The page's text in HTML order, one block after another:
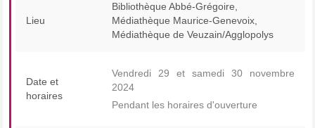
Lieu
Bibliothèque Abbé-Grégoire,
Médiathèque Maurice-Genevoix,
Médiathèque de Veuzain/Agglopolys
Date et
horaires
Vendredi 29 et samedi 30 novembre
2024
Pendant les horaires d'ouverture